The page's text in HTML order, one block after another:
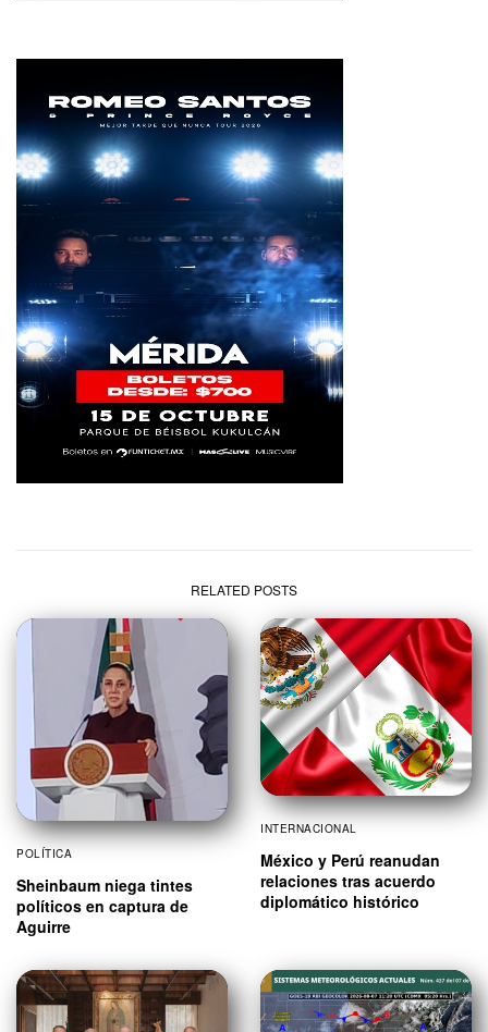
RELATED POSTS
POLÍTICA
Sheinbaum niega tintes
políticos en captura de
Aguirre
INTERNACIONAL
México y Perú reanudan
relaciones tras acuerdo
diplomático histórico